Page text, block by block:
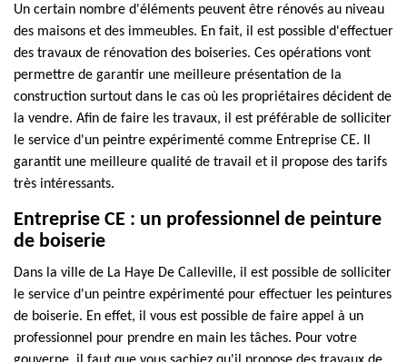
Un certain nombre d'éléments peuvent être rénovés au niveau
des maisons et des immeubles. En fait, il est possible d'effectuer
des travaux de rénovation des boiseries. Ces opérations vont
permettre de garantir une meilleure présentation de la
construction surtout dans le cas où les propriétaires décident de
la vendre. Afin de faire les travaux, il est préférable de solliciter
le service d'un peintre expérimenté comme Entreprise CE. Il
garantit une meilleure qualité de travail et il propose des tarifs
très intéressants.
Entreprise CE : un professionnel de peinture
de boiserie
Dans la ville de La Haye De Calleville, il est possible de solliciter
le service d'un peintre expérimenté pour effectuer les peintures
de boiserie. En effet, il vous est possible de faire appel à un
professionnel pour prendre en main les tâches. Pour votre